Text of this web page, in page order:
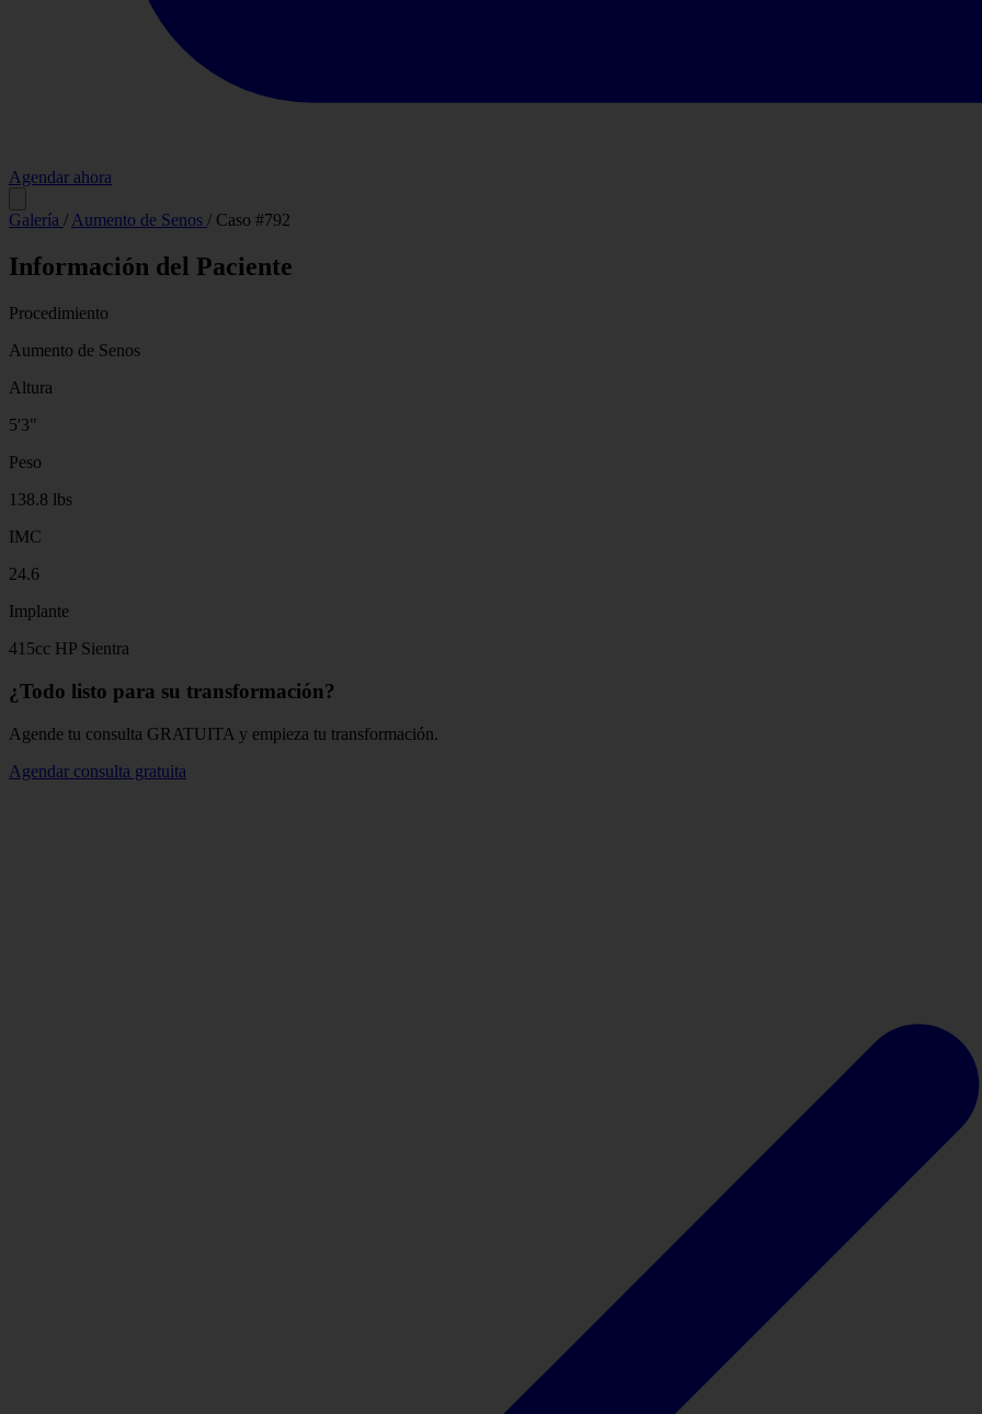
Agendar ahora
Galería / Aumento de Senos / Caso #792
Información del Paciente
Procedimiento
Aumento de Senos
Altura
5'3"
Peso
138.8 lbs
IMC
24.6
Implante
415cc HP Sientra
¿Todo listo para su transformación?
Agende tu consulta GRATUITA y empieza tu transformación.
Agendar consulta gratuita